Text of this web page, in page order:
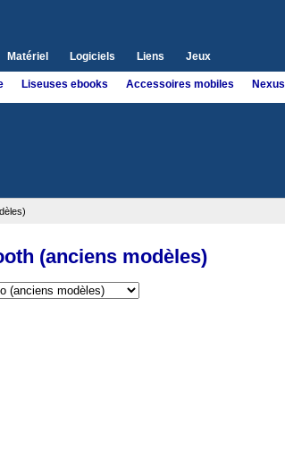
Matériel Logiciels Liens Jeux
Liseuses ebooks Accessoires mobiles Nexus
(anciens modèles)